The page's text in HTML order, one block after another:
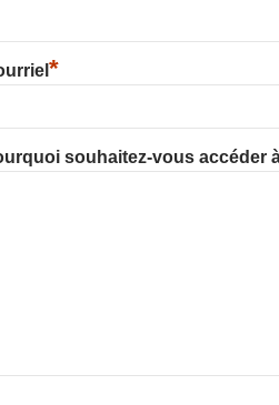
*
souhaitez-vous accéder